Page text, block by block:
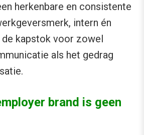
herkenbare en consistente
intern én
kapstok voor zowel
als het gedrag
brand is geen